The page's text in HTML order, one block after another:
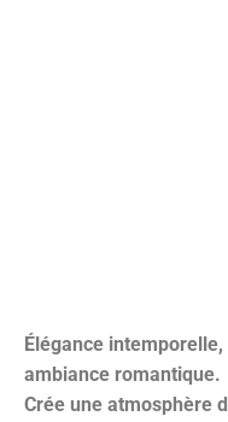
Élégance
ambiance romantique.
Crée une atmosphère